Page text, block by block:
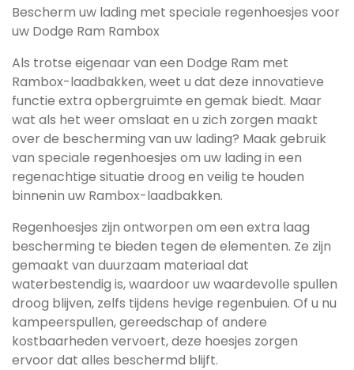
Bescherm uw lading met speciale regenhoesjes voor
uw Dodge Ram Rambox
Als trotse eigenaar van een Dodge Ram met
Rambox-laadbakken, weet u dat deze innovatieve
functie extra opbergruimte en gemak biedt. Maar
wat als het weer omslaat en u zich zorgen maakt
over de bescherming van uw lading? Maak gebruik
van speciale regenhoesjes om uw lading in een
regenachtige situatie droog en veilig te houden
binnenin uw Rambox-laadbakken.
Regenhoesjes zijn ontworpen om een extra laag
bescherming te bieden tegen de elementen. Ze zijn
gemaakt van duurzaam materiaal dat
waterbestendig is, waardoor uw waardevolle spullen
droog blijven, zelfs tijdens hevige regenbuien. Of u nu
kampeerspullen, gereedschap of andere
kostbaarheden vervoert, deze hoesjes zorgen
ervoor dat alles beschermd blijft.